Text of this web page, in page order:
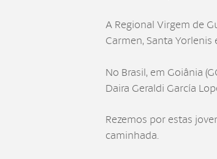
A Regional Virgem de
Carmen, Santa
No Brasil, em Goiânia
Daira Geraldi García
Rezemos por estas
caminhada.